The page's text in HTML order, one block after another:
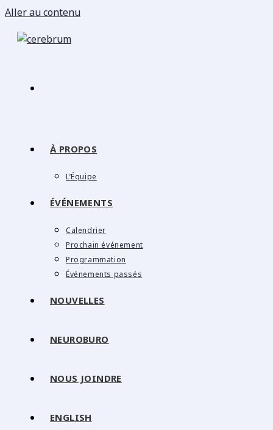
Aller au contenu
À PROPOS
L’Équipe
ÉVÉNEMENTS
Calendrier
Prochain événement
Programmation
Événements passés
NOUVELLES
NEUROBURO
NOUS JOINDRE
ENGLISH